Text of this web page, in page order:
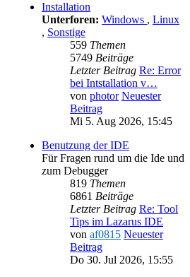
Installation
Unterforen: Windows , Linux
, Sonstige
559 Themen
5749 Beiträge
Letzter Beitrag Re: Error
bei Intstallation v…
von photor Neuester
Beitrag
Mi 5. Aug 2026, 15:45
Benutzung der IDE
Für Fragen rund um die Ide und
zum Debugger
819 Themen
6861 Beiträge
Letzter Beitrag Re: Tool
Tips im Lazarus IDE
von af0815 Neuester
Beitrag
Do 30. Jul 2026, 15:55